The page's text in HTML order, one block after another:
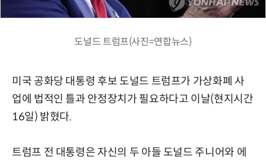
도널드 트럼프(사진=연합뉴스)
미국 공화당 대통령 후보 도널드 트럼프가 가상화폐 사
업에 법적인 틀과 안정장치가 필요하다고 이날(현지시간
16일) 밝혔다.
트럼프 전 대통령은 자신의 두 아들 도널드 주니어와 에